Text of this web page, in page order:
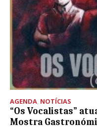
AGENDA, NOTÍCIAS
“Os Vocalistas”
Mostra